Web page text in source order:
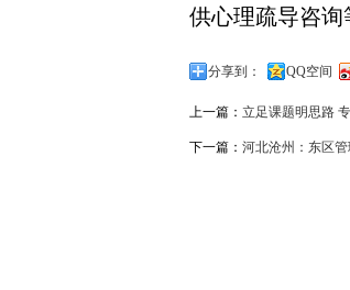
供心理疏导咨询
分享到： QQ空间
上一篇： 立足课题明思路
下一篇： 河北沧州：东区